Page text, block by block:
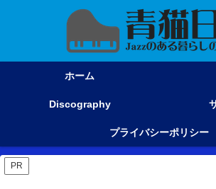
ホーム
Discography
プライバシーポリシー
PR